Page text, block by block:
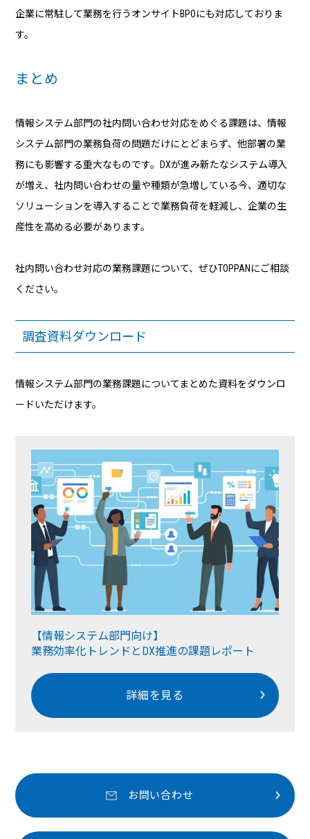
企業に常駐して業務を行うオンサイトBPOにも対応しておりま
す。
まとめ
情報システム部門の社内問い合わせ対応をめぐる課題は、情報
システム部門の業務負荷の問題だけにとどまらず、他部署の業
務にも影響する重大なものです。DXが進み新たなシステム導入
が増え、社内問い合わせの量や種類が急増している今、適切な
ソリューションを導入することで業務負荷を軽減し、企業の生
産性を高める必要があります。
社内問い合わせ対応の業務課題について、ぜひTOPPANにご相談
ください。
調査資料ダウンロード
情報システム部門の業務課題についてまとめた資料をダウンロ
ードいただけます。
【情報システム部門向け】
業務効率化トレンドとDX推進の課題レポート
詳細を見る
お問い合わせ